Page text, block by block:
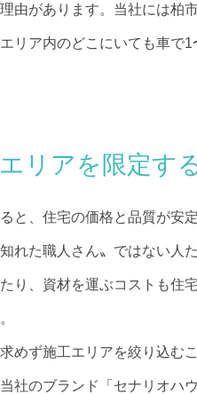
由があります。当社には柏
リア内のどこにいても車で
リアを限定す
と、住宅の価格と品質が安
れた職人さん〟ではない人
り、資材を運ぶコストも住
めず施工エリアを絞り込む
社のブランド「セナリオハ